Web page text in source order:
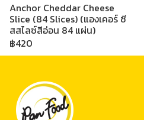
Anchor Cheddar Cheese
Slice (84 Slices) (แองเคอร์ ซี
สสไลซ์สีอ่อน 84 แผ่น)
฿420